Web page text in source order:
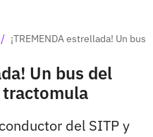
/ ¡TREMENDA estrellada! Un
Un bus del
tractomula
del SITP y